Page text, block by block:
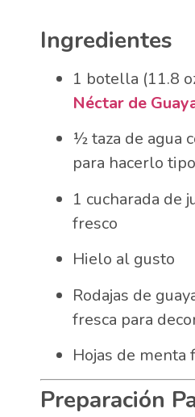
Ingredientes
1 botella (11.8
Néctar de
½ taza de agua
para hacerlo
1 cucharada de
fresco
Hielo al gusto
Rodajas de
fresca para
Hojas de menta
Preparación